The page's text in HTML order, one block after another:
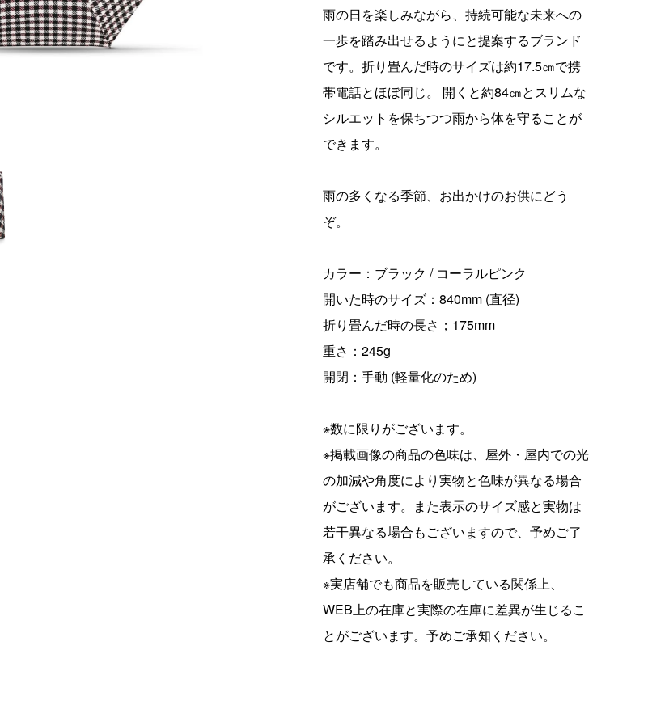
雨の日を楽しみながら、持続可能な未来への
一歩を踏み出せるようにと提案するブランド
です。折り畳んだ時のサイズは約17.5㎝で携
帯電話とほぼ同じ。 開くと約84㎝とスリムな
シルエットを保ちつつ雨から体を守ることが
できます。
雨の多くなる季節、お出かけのお供にどう
ぞ。
カラー：ブラック / コーラルピンク
開いた時のサイズ：840mm (直径)
折り畳んだ時の長さ；175mm
重さ：245g
開閉：手動 (軽量化のため)
※数に限りがございます。
※掲載画像の商品の色味は、屋外・屋内での光
の加減や角度により実物と色味が異なる場合
がございます。また表示のサイズ感と実物は
若干異なる場合もございますので、予めご了
承ください。
※実店舗でも商品を販売している関係上、
WEB上の在庫と実際の在庫に差異が生じるこ
とがございます。予めご承知ください。